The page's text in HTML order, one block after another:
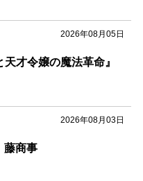
2026年08月05日
才令嬢の魔法革命』
2026年08月03日
藤商事